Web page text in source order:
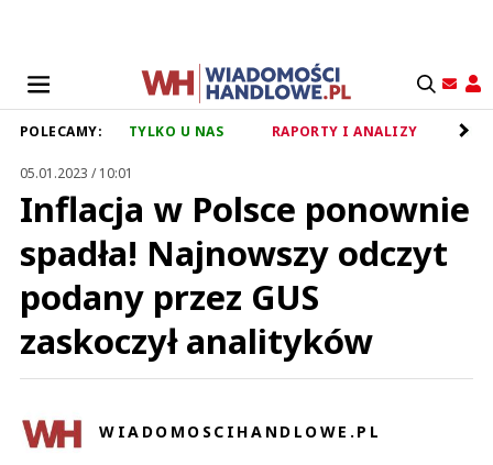
POLECAMY: TYLKO U NAS RAPORTY I ANALIZY
05.01.2023 / 10:01
Inflacja w Polsce ponownie
spadła! Najnowszy odczyt
podany przez GUS
zaskoczył analityków
WIADOMOSCIHANDLOWE.PL